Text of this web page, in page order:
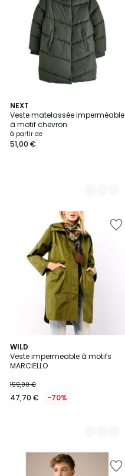
NEXT
Veste matelassée imperméable
à motif chevron
à partir de
51,00 €
2
Couleurs
WILD
Veste impermeable à motifs
MARCIELLO
159,00 €
47,70 € -70%
2
Couleurs